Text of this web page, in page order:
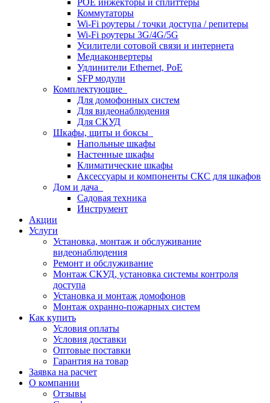
POE инжекторы и сплиттеры
Коммутаторы
Wi-Fi роутеры / точки доступа / репитеры
Wi-Fi роутеры 3G/4G/5G
Усилители сотовой связи и интернета
Медиаконвертеры
Удлинители Ethernet, PoE
SFP модули
Комплектующие
Для домофонных систем
Для видеонаблюдения
Для СКУД
Шкафы, щиты и боксы
Напольные шкафы
Настенные шкафы
Климатические шкафы
Аксессуары и компоненты СКС для шкафов
Дом и дача
Садовая техника
Инструмент
Акции
Услуги
Установка, монтаж и обслуживание
видеонаблюдения
Ремонт и обслуживание
Монтаж СКУД, установка системы контроля
доступа
Установка и монтаж домофонов
Монтаж охранно-пожарных систем
Как купить
Условия оплаты
Условия доставки
Оптовые поставки
Гарантия на товар
Заявка на расчет
О компании
Отзывы